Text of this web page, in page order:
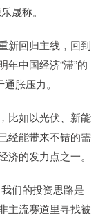
晟称。
新回归主线，回到
年中国经济“滞”的
胀压力。
比如以光伏、新能
经能带来不错的需
的发力点之一。
们的投资思路是
主流赛道里寻找被